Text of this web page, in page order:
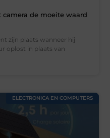
de moeite waard
zijn plaats wanneer hij
oplost in plaats van
ELECTRONICA EN COMPUTERS